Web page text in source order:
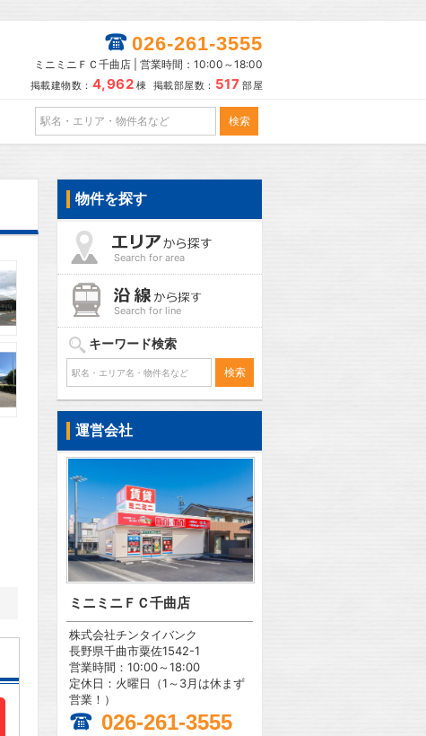
026-261-3555
ミニミニＦＣ千曲店 | 営業時間：10:00～18:00
掲載建物数： 4,962 棟 掲載部屋数： 517 部屋
物件を探す
Search for area
Search for line
キーワード検索
運営会社
ミニミニＦＣ千曲店
株式会社チンタイバンク
長野県千曲市粟佐1542-1
営業時間：10:00～18:00
定休日：火曜日（1～3月は休まず
営業！）
026-261-3555